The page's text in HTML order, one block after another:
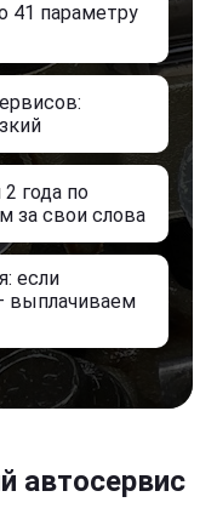
41 параметру
года по
за свои слова
если
выплачиваем
автосервис